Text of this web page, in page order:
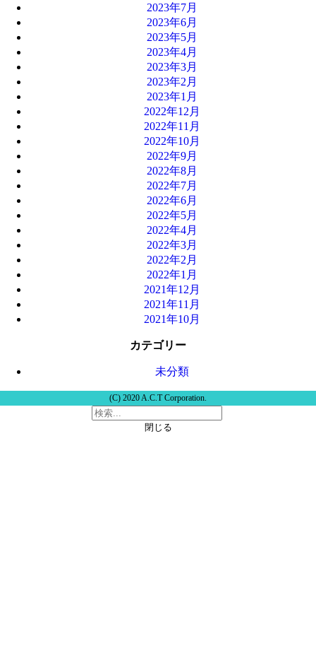
2023年7月
2023年6月
2023年5月
2023年4月
2023年3月
2023年2月
2023年1月
2022年12月
2022年11月
2022年10月
2022年9月
2022年8月
2022年7月
2022年6月
2022年5月
2022年4月
2022年3月
2022年2月
2022年1月
2021年12月
2021年11月
2021年10月
カテゴリー
未分類
(C) 2020 A.C.T Corporation.
閉じる